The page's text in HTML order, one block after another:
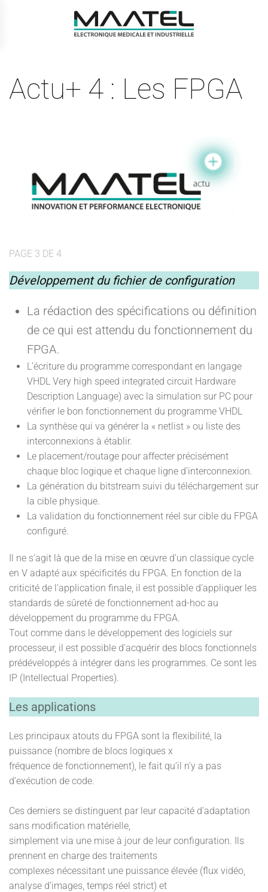
principal
Actu+ 4 : Les FPGA
PAGE 3 DE 4
Développement du fichier de configuration
La rédaction des spécifications ou définition
de ce qui est attendu du fonctionnement du
FPGA.
L’écriture du programme correspondant en langage
VHDL Very high speed integrated circuit Hardware
Description Language) avec la simulation sur PC pour
vérifier le bon fonctionnement du programme VHDL
La synthèse qui va générer la « netlist » ou liste des
interconnexions à établir.
Le placement/routage pour affecter précisément
chaque bloc logique et chaque ligne d’interconnexion.
La génération du bitstream suivi du téléchargement sur
la cible physique.
La validation du fonctionnement réel sur cible du FPGA
configuré.
Il ne s’agit là que de la mise en œuvre d’un classique cycle
en V adapté aux spécificités du FPGA. En fonction de la
criticité de l’application finale, il est possible d’appliquer les
standards de sûreté de fonctionnement ad-hoc au
développement du programme du FPGA.
Tout comme dans le développement des logiciels sur
processeur, il est possible d’acquérir des blocs fonctionnels
prédéveloppés à intégrer dans les programmes. Ce sont les
IP (Intellectual Properties).
Les applications
Les principaux atouts du FPGA sont la flexibilité, la
puissance (nombre de blocs logiques x
fréquence de fonctionnement), le fait qu’il n’y a pas
d’exécution de code.
Ces derniers se distinguent par leur capacité d’adaptation
sans modification matérielle,
simplement via une mise à jour de leur configuration. Ils
prennent en charge des traitements
complexes nécessitant une puissance élevée (flux vidéo,
analyse d’images, temps réel strict) et